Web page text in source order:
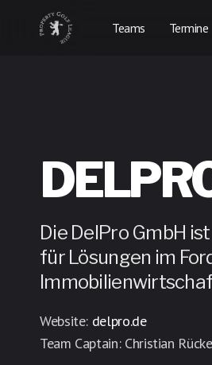
Teams Termine
Die DelPro GmbH
für Lösungen im
Website: delpro.de
Team Captain: Christian